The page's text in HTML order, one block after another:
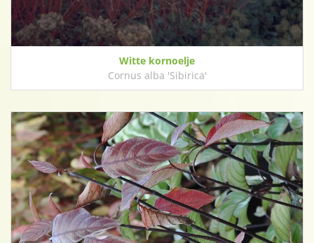
Witte kornoelje
Cornus alba 'Sibirica'